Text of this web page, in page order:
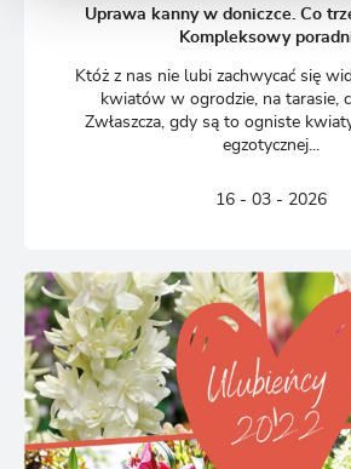
Uprawa kanny w doniczce. Co
Kompleksowy
Któż z nas nie lubi zachwycać się
kwiatów w ogrodzie, na tarasie,
Zwłaszcza, gdy są to ogniste
egzotycznej...
16 - 03 - 2026